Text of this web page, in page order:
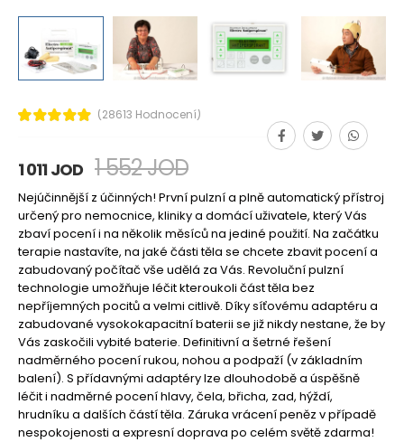
(28613 Hodnocení)
1 011 JOD 1 552 JOD
Nejúčinnější z účinných! První pulzní a plně automatický přístroj
určený pro nemocnice, kliniky a domácí uživatele, který Vás
zbaví pocení i na několik měsíců na jediné použití. Na začátku
terapie nastavíte, na jaké části těla se chcete zbavit pocení a
zabudovaný počítač vše udělá za Vás. Revoluční pulzní
technologie umožňuje léčit kteroukoli část těla bez
nepříjemných pocitů a velmi citlivě. Díky síťovému adaptéru a
zabudované vysokokapacitní baterii se již nikdy nestane, že by
Vás zaskočili vybité baterie. Definitivní a šetrné řešení
nadměrného pocení rukou, nohou a podpaží (v základním
balení). S přídavnými adaptéry lze dlouhodobě a úspěšně
léčit i nadměrné pocení hlavy, čela, břicha, zad, hýždí,
hrudníku a dalších částí těla. Záruka vrácení peněz v případě
nespokojenosti a expresní doprava po celém světě zdarma!